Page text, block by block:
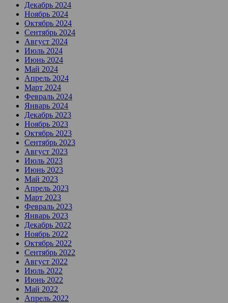
Декабрь 2024
Ноябрь 2024
Октябрь 2024
Сентябрь 2024
Август 2024
Июль 2024
Июнь 2024
Май 2024
Апрель 2024
Март 2024
Февраль 2024
Январь 2024
Декабрь 2023
Ноябрь 2023
Октябрь 2023
Сентябрь 2023
Август 2023
Июль 2023
Июнь 2023
Май 2023
Апрель 2023
Март 2023
Февраль 2023
Январь 2023
Декабрь 2022
Ноябрь 2022
Октябрь 2022
Сентябрь 2022
Август 2022
Июль 2022
Июнь 2022
Май 2022
Апрель 2022